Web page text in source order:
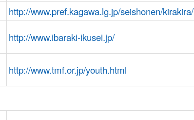
http://www.pref.kagawa.lg.jp/seishonen/
http://www.ibaraki-ikusei.jp/
http://www.tmf.or.jp/youth.html